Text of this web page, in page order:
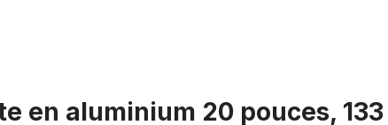
en aluminium 20 pouces,